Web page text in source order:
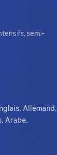
semi-
Allemand,
Arabe,